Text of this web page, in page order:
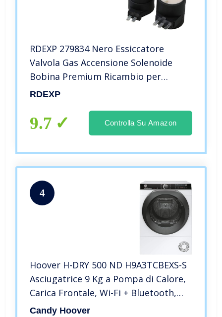
RDEXP 279834 Nero Essiccatore
Valvola Gas Accensione Solenoide
Bobina Premium Ricambio per
279834 Sostituisce 12001349
RDEXP
9.7 Controlla Su Amazon
4
Hoover H-DRY 500 ND H9A3TCBEXS-S
Asciugatrice 9 Kg a Pompa di Calore,
Carica Frontale, Wi-Fi + Bluetooth,
Libera Installazione, 60-58.5-85 cm,
Candy Hoover